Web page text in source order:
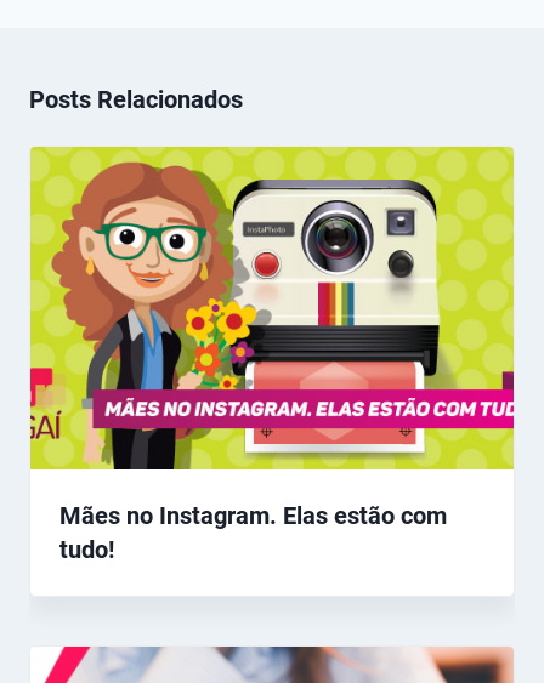
Posts Relacionados
Mães no Instagram. Elas estão com
tudo!